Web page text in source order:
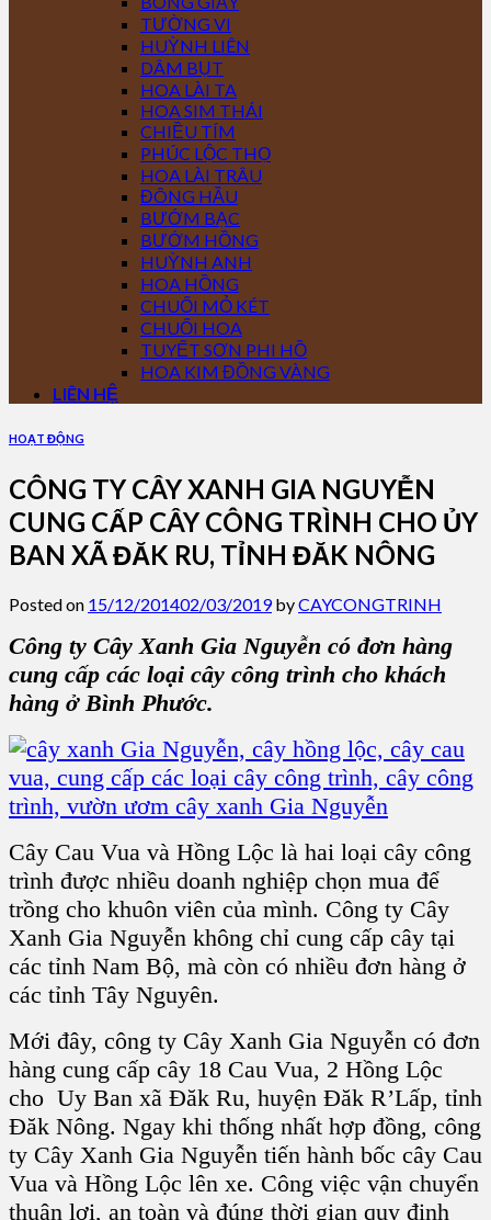
TƯỜNG VI
HUỲNH LIÊN
DÂM BỤT
HOA LÀI TA
HOA SIM THÁI
CHIỀU TÍM
PHÚC LỘC THỌ
HOA LÀI TRÂU
ĐÔNG HẦU
BƯỚM BẠC
BƯỚM HỒNG
HUỲNH ANH
HOA HỒNG
CHUỐI MỎ KÉT
CHUỐI HOA
TUYẾT SƠN PHI HỒ
HOA KIM ĐỒNG VÀNG
LIÊN HỆ
HOẠT ĐỘNG
CÔNG TY CÂY XANH GIA NGUYỄN
CUNG CẤP CÂY CÔNG TRÌNH CHO ỦY
BAN XÃ ĐĂK RU, TỈNH ĐĂK NÔNG
Posted on 15/12/201402/03/2019byCAYCONGTRINH
Công ty Cây Xanh Gia Nguyễn có đơn hàng
cung cấp các loại cây công trình cho khách
hàng ở Bình Phước.
Cây Cau Vua và Hồng Lộc là hai loại cây công
trình được nhiều doanh nghiệp chọn mua để
trồng cho khuôn viên của mình. Công ty Cây
Xanh Gia Nguyễn không chỉ cung cấp cây tại
các tỉnh Nam Bộ, mà còn có nhiều đơn hàng ở
các tỉnh Tây Nguyên.
Mới đây, công ty Cây Xanh Gia Nguyễn có đơn
hàng cung cấp cây 18 Cau Vua, 2 Hồng Lộc
cho Uy Ban xã Đăk Ru, huyện Đăk R’Lấp, tỉnh
Đăk Nông. Ngay khi thống nhất hợp đồng, công
ty Cây Xanh Gia Nguyễn tiến hành bốc cây Cau
Vua và Hồng Lộc lên xe. Công việc vận chuyển
thuận lợi, an toàn và đúng thời gian quy định